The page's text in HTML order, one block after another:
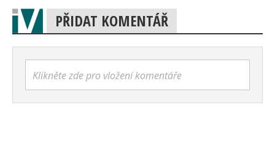
PŘIDAT KOMENTÁŘ
Klikněte zde pro vložení komentáře